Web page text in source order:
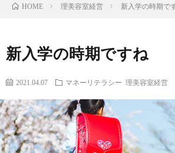
HOME 理美容室経営 新入学の時期で
新入学の時期ですね
2021.04.07 マネーリテラシー 理美容室経営